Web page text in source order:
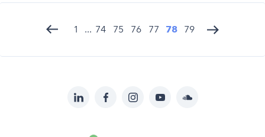
1 ... 74 75 76 77 78 79
LinkedInFacebookInstagramYouTubeSoundcloud